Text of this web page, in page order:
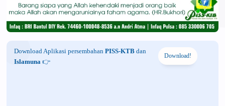
Download Aplikasi persembahan PISS-KTB dan
Islamuna 👉
Download!